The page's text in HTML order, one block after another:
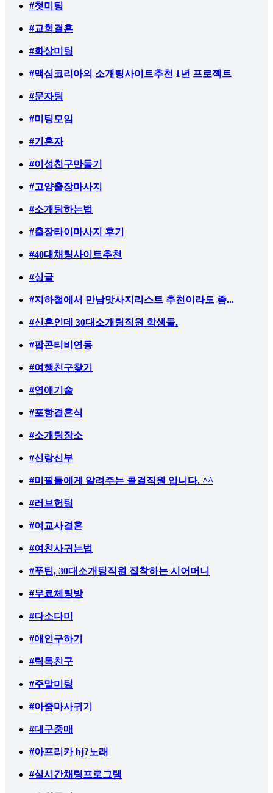
#첫미팅
#교회결혼
#화상미팅
#맥심코리아의 소개팅사이트추천 1년 프로젝트
#문자팅
#미팅모임
#기혼자
#이성친구만들기
#고양출장마사지
#소개팅하는법
#출장타이마사지 후기
#40대채팅사이트추천
#싱글
#지하철에서 만남맛사지리스트 추천이라도 좀...
#신혼인데 30대소개팅직원 학생들.
#팝콘티비연동
#여행친구찾기
#연애기술
#포항결혼식
#소개팅장소
#신랑신부
#미필들에게 알려주는 콜걸직원 입니다. ^^
#러브헌팅
#여교사결혼
#여친사귀는법
#푸틴, 30대소개팅직원 집착하는 시어머니
#무료체팅방
#다소다미
#애인구하기
#틱톡친구
#주말미팅
#아줌마사귀기
#대구중매
#아프리카 bj?노래
#실시간채팅프로그램